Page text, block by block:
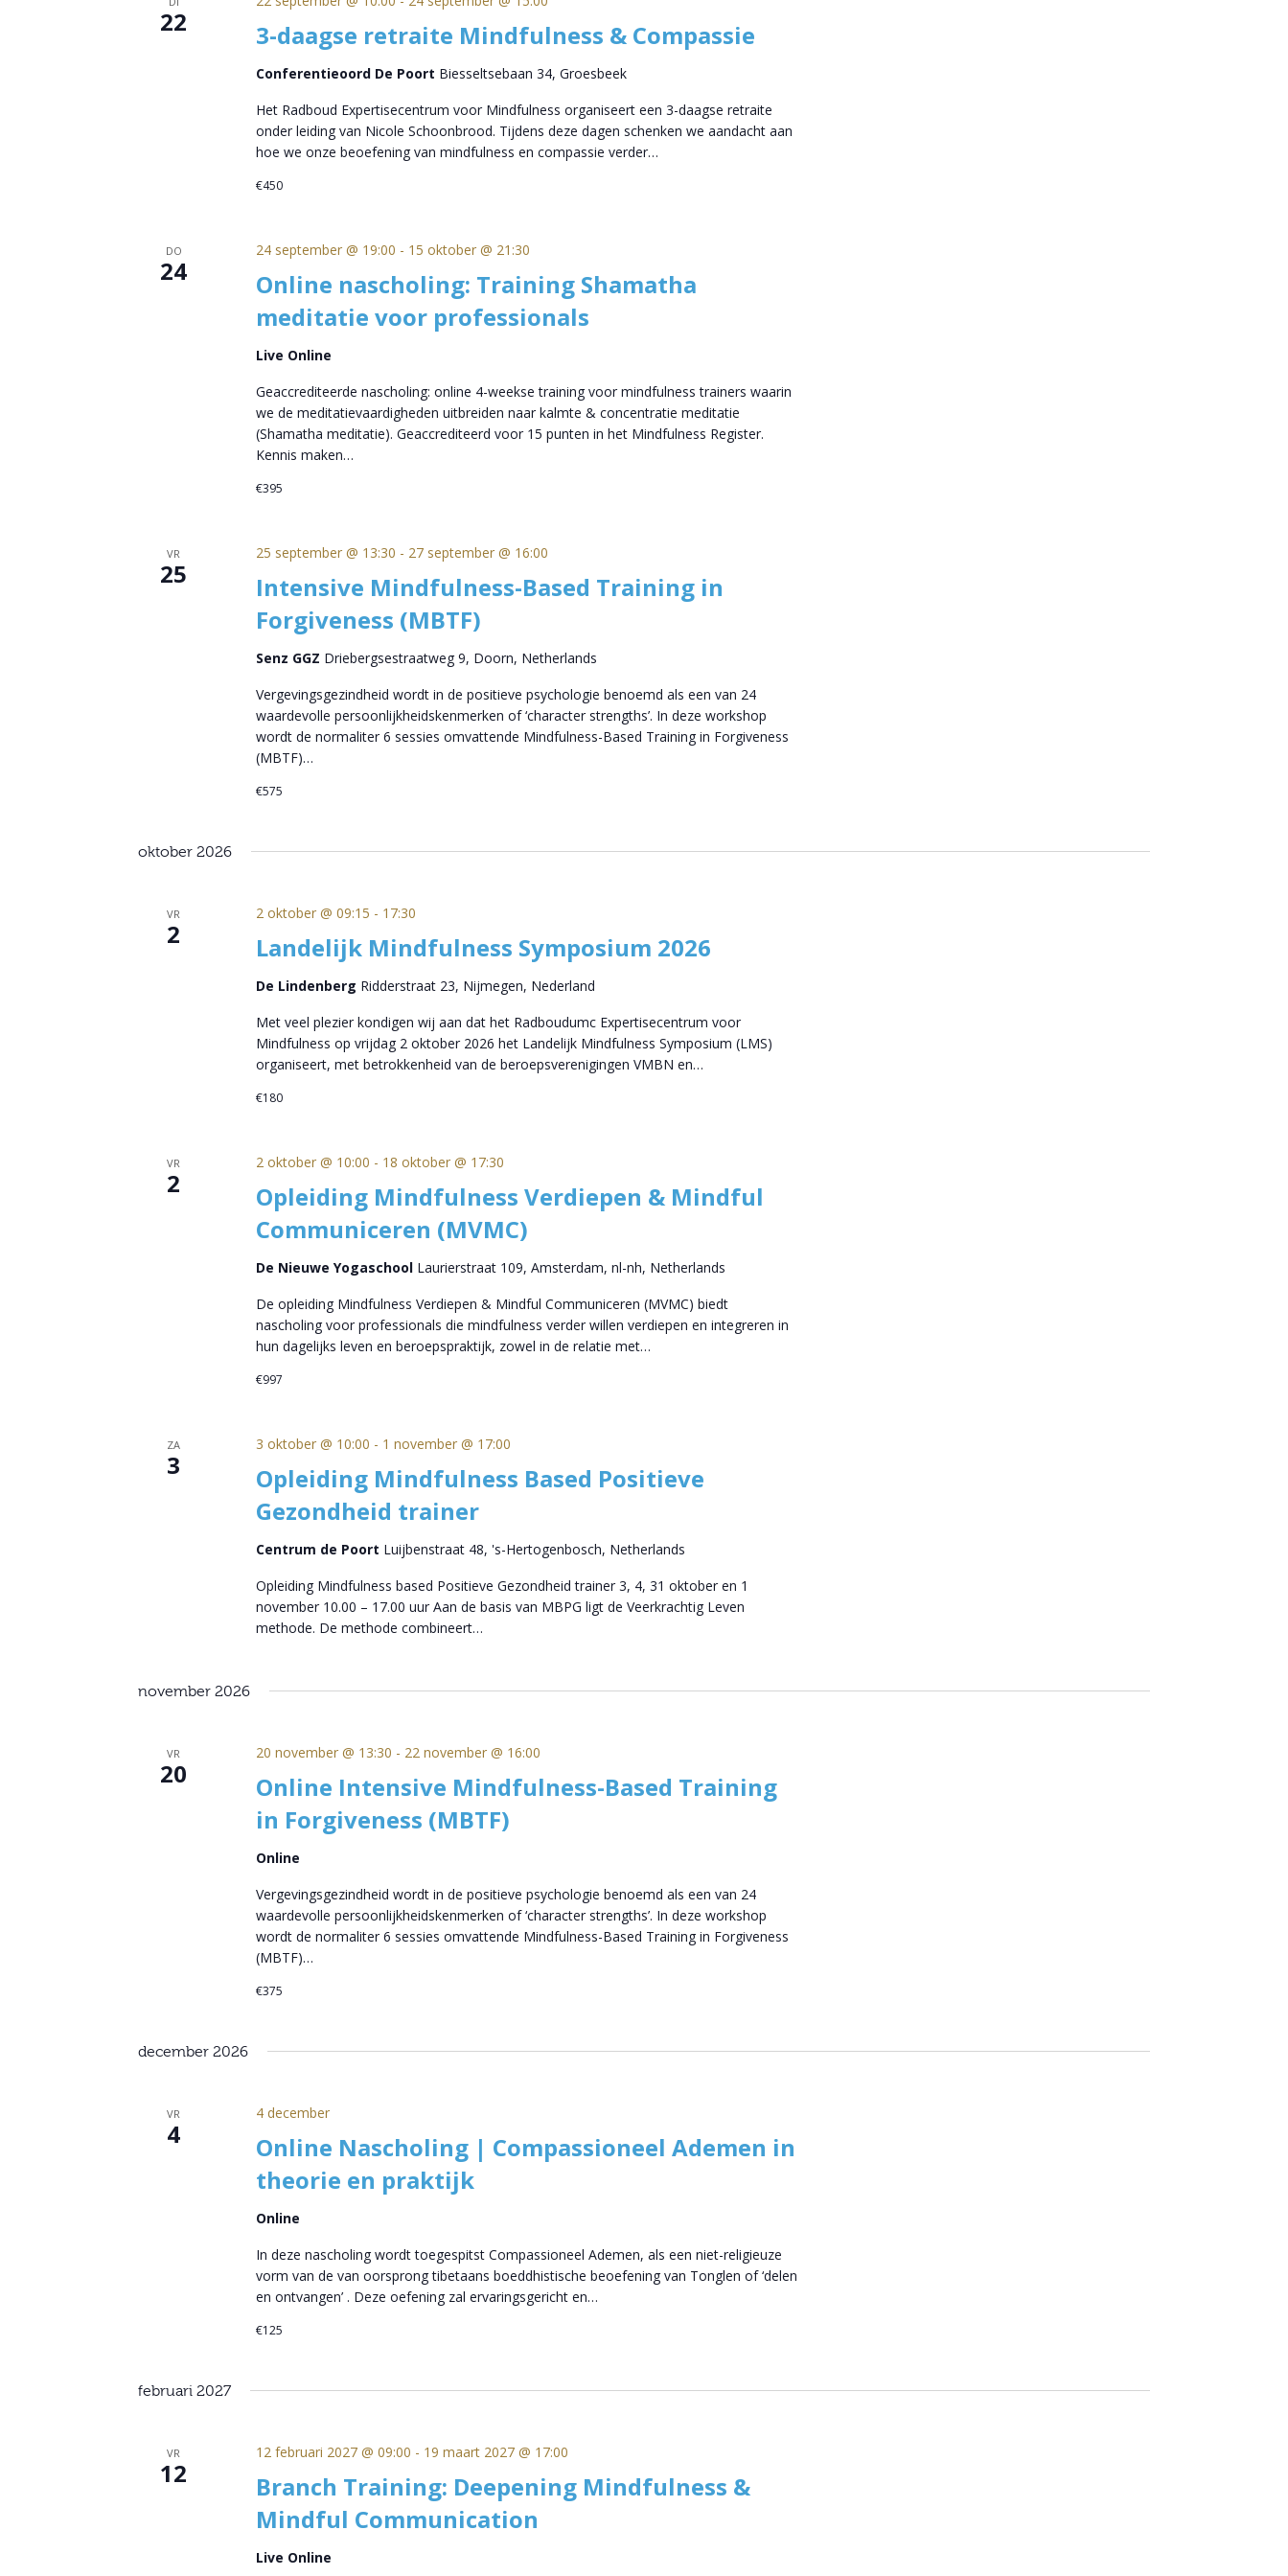
22 3-daagse retraite Mindfulness & Compassie
Conferentieoord De Poort Biesseltsebaan 34, Groesbeek
Het Radboud Expertisecentrum voor Mindfulness organiseert een 3-daagse retraite
onder leiding van Nicole Schoonbrood. Tijdens deze dagen schenken we aandacht aan
hoe we onze beoefening van mindfulness en compassie verder…
€450
DO
24
Online nascholing: Training Shamatha
meditatie voor professionals
24 september @ 19:00 - 15 oktober @ 21:30
Live Online
Geaccrediteerde nascholing: online 4-weekse training voor mindfulness trainers waarin
we de meditatievaardigheden uitbreiden naar kalmte & concentratie meditatie
(Shamatha meditatie). Geaccrediteerd voor 15 punten in het Mindfulness Register.
Kennis maken…
€395
VR
25
Intensive Mindfulness-Based Training in
Forgiveness (MBTF)
25 september @ 13:30 - 27 september @ 16:00
Senz GGZ Driebergsestraatweg 9, Doorn, Netherlands
Vergevingsgezindheid wordt in de positieve psychologie benoemd als een van 24
waardevolle persoonlijkheidskenmerken of ‘character strengths’. In deze workshop
wordt de normaliter 6 sessies omvattende Mindfulness-Based Training in Forgiveness
(MBTF)…
€575
oktober 2026
VR
2 Landelijk Mindfulness Symposium 2026
2 oktober @ 09:15 - 17:30
De Lindenberg Ridderstraat 23, Nijmegen, Nederland
Met veel plezier kondigen wij aan dat het Radboudumc Expertisecentrum voor
Mindfulness op vrijdag 2 oktober 2026 het Landelijk Mindfulness Symposium (LMS)
organiseert, met betrokkenheid van de beroepsverenigingen VMBN en…
€180
VR
2
Opleiding Mindfulness Verdiepen & Mindful
Communiceren (MVMC)
2 oktober @ 10:00 - 18 oktober @ 17:30
De Nieuwe Yogaschool Laurierstraat 109, Amsterdam, nl-nh, Netherlands
De opleiding Mindfulness Verdiepen & Mindful Communiceren (MVMC) biedt
nascholing voor professionals die mindfulness verder willen verdiepen en integreren in
hun dagelijks leven en beroepspraktijk, zowel in de relatie met…
€997
ZA
3
Opleiding Mindfulness Based Positieve
Gezondheid trainer
3 oktober @ 10:00 - 1 november @ 17:00
Centrum de Poort Luijbenstraat 48, 's-Hertogenbosch, Netherlands
Opleiding Mindfulness based Positieve Gezondheid trainer 3, 4, 31 oktober en 1
november 10.00 – 17.00 uur Aan de basis van MBPG ligt de Veerkrachtig Leven
methode. De methode combineert…
november 2026
VR
20
Online Intensive Mindfulness-Based Training
in Forgiveness (MBTF)
20 november @ 13:30 - 22 november @ 16:00
Online
Vergevingsgezindheid wordt in de positieve psychologie benoemd als een van 24
waardevolle persoonlijkheidskenmerken of ‘character strengths’. In deze workshop
wordt de normaliter 6 sessies omvattende Mindfulness-Based Training in Forgiveness
(MBTF)…
€375
december 2026
VR
4
Online Nascholing | Compassioneel Ademen in
theorie en praktijk
4 december
Online
In deze nascholing wordt toegespitst Compassioneel Ademen, als een niet-religieuze
vorm van de van oorsprong tibetaans boeddhistische beoefening van Tonglen of ‘delen
en ontvangen’ . Deze oefening zal ervaringsgericht en…
€125
februari 2027
VR
12
Branch Training: Deepening Mindfulness &
Mindful Communication
12 februari 2027 @ 09:00 - 19 maart 2027 @ 17:00
Live Online